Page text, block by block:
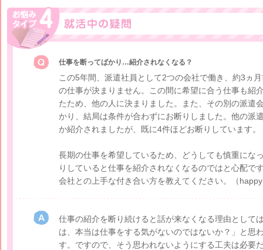
仕事を断ってばかり…紹介されなくなる？
この5年間、派遣社員として2つの会社で働き、約3ヵ
の仕事が決まりません。この間に希望に合う仕事も紹
たため、他の人に決まりました。また、その別の派遣
かり、結局は条件が合わずにお断りしました。他の派
か紹介されましたが、既に4件ほどお断りしています。
長期の仕事を希望しているため、どうしても慎重にな
りしていると仕事を紹介されなくなるのではと心配で
会社との上手な付き合い方を教えてください。
（
仕事の紹介を断り続けると話が来なくなる理由として
は、本当は仕事をする気がないのではないか？」と思
す。ですので、そう思われないようにする工夫は必要